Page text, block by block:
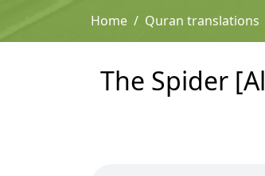
Home Quran translations
The Spider